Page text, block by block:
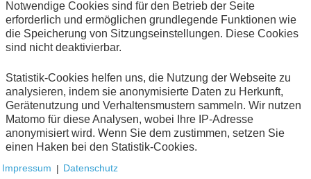
Alle Kategorien
Rechnungslegung & Steuern
Keine Nachrichten verfügbar.
Notwendige Cookies sind für den Betrieb der Seite
erforderlich und ermöglichen grundlegende Funktionen wie
die Speicherung von Sitzungseinstellungen. Diese Cookies
sind nicht deaktivierbar.
Statistik-Cookies helfen uns, die Nutzung der Webseite zu
analysieren, indem sie anonymisierte Daten zu Herkunft,
Gerätenutzung und Verhaltensmustern sammeln. Wir nutzen
Matomo für diese Analysen, wobei Ihre IP-Adresse
anonymisiert wird. Wenn Sie dem zustimmen, setzen Sie
einen Haken bei den Statistik-Cookies.
Impressum | Datenschutz